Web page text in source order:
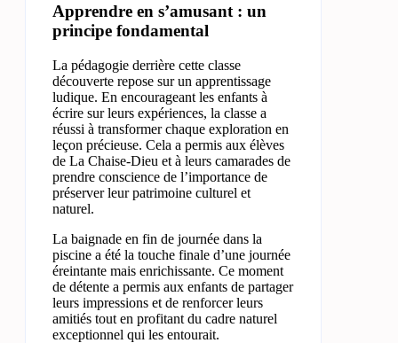
Apprendre en s’amusant : un
principe fondamental
La pédagogie derrière cette classe
découverte repose sur un apprentissage
ludique. En encourageant les enfants à
écrire sur leurs expériences, la classe a
réussi à transformer chaque exploration en
leçon précieuse. Cela a permis aux élèves
de La Chaise-Dieu et à leurs camarades de
prendre conscience de l’importance de
préserver leur patrimoine culturel et
naturel.
La baignade en fin de journée dans la
piscine a été la touche finale d’une journée
éreintante mais enrichissante. Ce moment
de détente a permis aux enfants de partager
leurs impressions et de renforcer leurs
amitiés tout en profitant du cadre naturel
exceptionnel qui les entourait.